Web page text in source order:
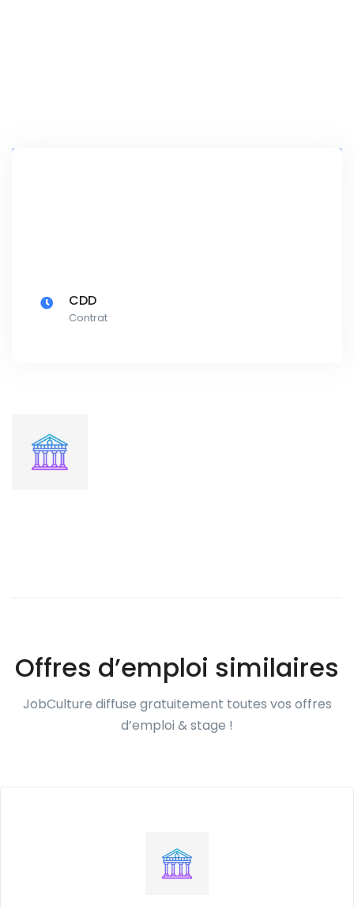
CDD
Contrat
Offres d’emploi similaires
JobCulture diffuse gratuitement toutes vos offres
d’emploi & stage !